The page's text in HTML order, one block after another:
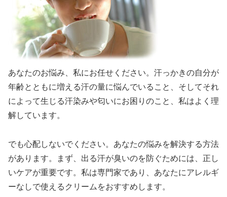
あなたのお悩み、私にお任せください。汗っかきの自分が
年齢とともに増える汗の量に悩んでいること、そしてそれ
によって生じる汗染みや匂いにお困りのこと、私はよく理
解しています。
でも心配しないでください。あなたの悩みを解決する方法
があります。まず、出る汗が臭いのを防ぐためには、正し
いケアが重要です。私は専門家であり、あなたにアレルギ
ーなしで使えるクリームをおすすめします。